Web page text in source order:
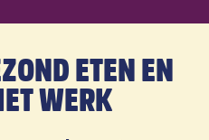
ETEN EN
WERK